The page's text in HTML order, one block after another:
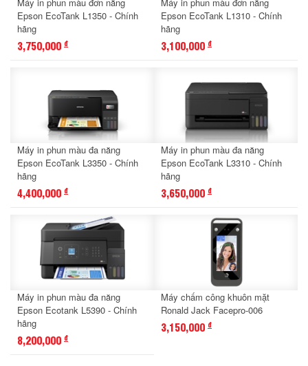
Epson EcoTank L1350 - Chính
hãng
3,750,000 đ
Epson EcoTank L1310 - Chính
hãng
3,100,000 đ
Máy in phun màu đa năng
Epson EcoTank L3350 - Chính
hãng
4,400,000 đ
Máy in phun màu đa năng
Epson EcoTank L3310 - Chính
hãng
3,650,000 đ
Máy in phun màu đa năng
Epson Ecotank L5390 - Chính
hãng
8,200,000 đ
Máy chấm công khuôn mặt
Ronald Jack Facepro-006
3,150,000 đ